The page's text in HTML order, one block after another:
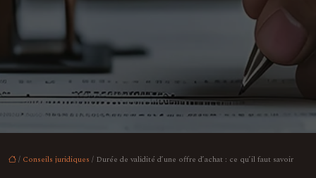
/ Conseils juridiques / Durée de validité d’une offre d’achat : ce qu’il faut savoir